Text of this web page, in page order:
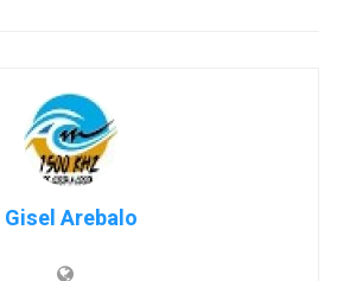
Gisel Arebalo